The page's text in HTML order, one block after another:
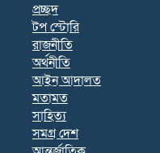
প্রচ্ছদ
টপ স্টোরি
রাজনীতি
অর্থনীতি
আইন আদালত
মতামত
সাহিত্য
সমগ্র দেশ